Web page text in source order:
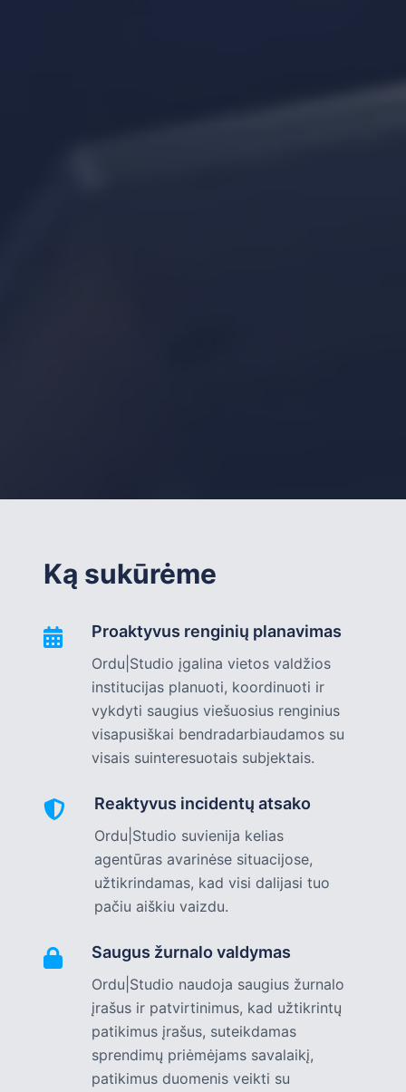
Ką sukūrėme
Proaktyvus renginių planavimas
Ordu|Studio įgalina vietos valdžios
institucijas planuoti, koordinuoti ir
vykdyti saugius viešuosius renginius
visapusiškai bendradarbiaudamos su
visais suinteresuotais subjektais.
Reaktyvus incidentų atsako
Ordu|Studio suvienija kelias
agentūras avarinėse situacijose,
užtikrindamas, kad visi dalijasi tuo
pačiu aiškiu vaizdu.
Saugus žurnalo valdymas
Ordu|Studio naudoja saugius žurnalo
įrašus ir patvirtinimus, kad užtikrintų
patikimus įrašus, suteikdamas
sprendimų priėmėjams savalaikį,
patikimus duomenis veikti su